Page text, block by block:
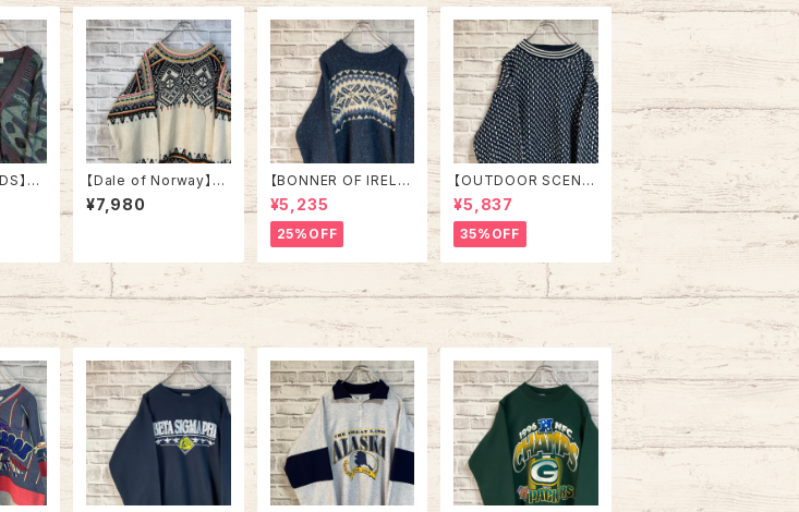
】Ca
i
ス製
ロッ
【Dale of Norway】H
and Knit L相当 Made
in NORWAY “EURO L
ハンドニット セーター
ウール ノルウェー製 ユ
ーロライン ヨーロッパ
古着
¥7,980
【BONNER OF IRELA
ND】Hand Knit L相当
Made in IRELAND “E
URO LINE” デザインニ
ット 総柄ニット ノルディ
ック柄 ハンドニット セ
ーター ウール アイルラ
ンド製 ユーロライン ヨ
¥5,235
25%OFF
【OUTDOOR SCENE】
Design Knit L相当 ”B
ird’s Eye” デザインニ
ット 総柄ニット デザイン
ニット セーター バーズ
アイ リブライン アメリ
カ USA 古着
¥5,837
35%OFF